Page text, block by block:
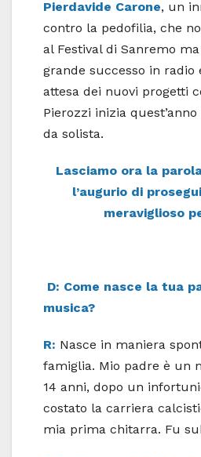
Pierdavide Carone, un
contro la pedofilia, che
al Festival di Sanremo
grande successo in radio
attesa dei nuovi progetti
Pierozzi inizia
da solista.
Lasciamo ora la
l’augurio di
meraviglioso
D: Come nasce la tua
musica?
R: Nasce in maniera
famiglia. Mio padre è un
14 anni, dopo un
costato la carriera
mia prima chitarra. Fu